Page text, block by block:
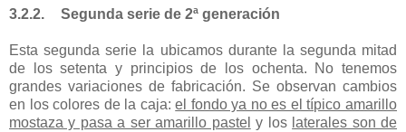
3.2.2. Segunda serie de 2ª generación
Esta segunda serie la ubicamos durante la segunda mitad
de los setenta y principios de los ochenta. No tenemos
grandes variaciones de fabricación. Se observan cambios
en los colores de la caja:el fondo ya no es el típico amarillo
mostaza y pasa a ser amarillo pastel y los laterales son de